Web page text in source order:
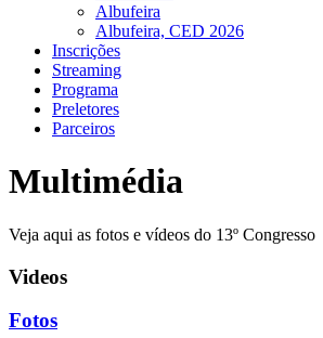
Albufeira
Albufeira, CED 2026
Inscrições
Streaming
Programa
Preletores
Parceiros
Multimédia
Veja aqui as fotos e vídeos do 13º Congresso
Videos
Fotos